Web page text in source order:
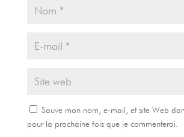
Sauve mon nom, e-mail, et site Web
pour la prochaine fois que je commenterai.